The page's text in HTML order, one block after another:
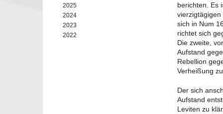
2025
2024
2023
2022
berichten. Es
sich in Num
richtet sich
Die zweite,
Aufstand
Rebellion
Verheißung
Der sich
Aufstand
Leviten zu